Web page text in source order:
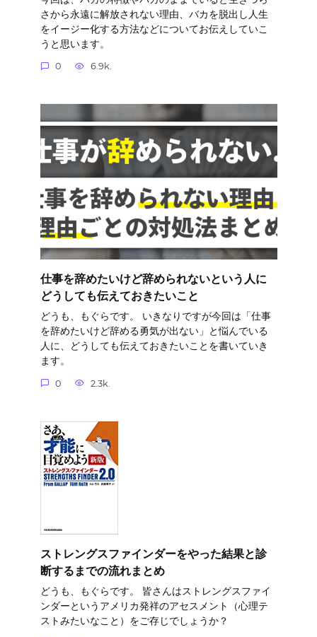
さから永遠に解放されない理由、バカを脱出し人生
をイージー化する方法などについてお伝えしていこ
うと思います。
0 6.9k.
仕事を辞めたいけど辞められないという人に
どうしても伝えておきたいこと
どうも、もぐらです。 いきなりですが今回は「仕事
を辞めたいけど辞める勇気が出ない」と悩んでいる
人に、どうしても伝えておきたいことを書いていき
ます。
0 2.3k.
ストレングスファインダーをやった結果と診
断するまでの流れまとめ
どうも、もぐらです。 皆さんはストレングスファイ
ンダーというアメリカ発祥のアセスメント（心理テ
ストみたいなこと）をご存じでしょうか？